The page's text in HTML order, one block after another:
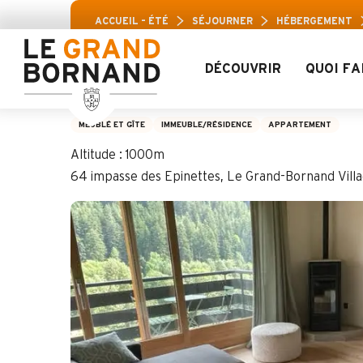
au
contenu
principal
Pass Loisirs
DÉCOUVRIR QUOI
ACCUEIL – ÉTÉ SÉJOURNER HÉBERGEMENT
Tavaillons n°14
MEUBLÉ ET GÎTE IMMEUBLE/RÉSIDENCE APPARTEMENT
Altitude : 1000m
64 impasse des Epinettes, Le Grand-Bornand